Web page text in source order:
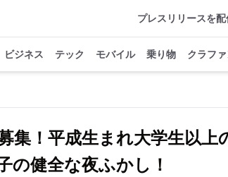
プレスリリースを配
ビジネス テック モバイル 乗り物 クラフ
集！平成生まれ大学生以上
の健全な夜ふかし！